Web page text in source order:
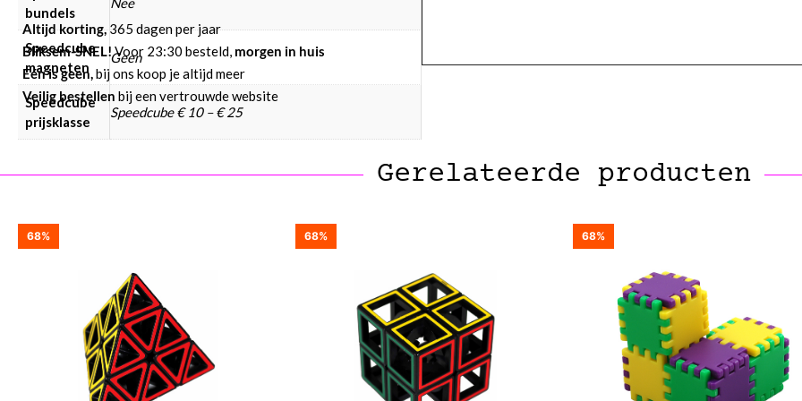
bundels
Speedcube
magneten
Geen
Speedcube
prijsklasse
Speedcube € 10 – € 25
Altijd korting,365 dagen per jaar
Bliksem-SNEL!Voor 23:30 besteld, morgen in huis
Eén is geen,bij ons koop je altijd meer
Veilig bestellen bij een vertrouwde website
Gerelateerde producten
68% 68% 68%